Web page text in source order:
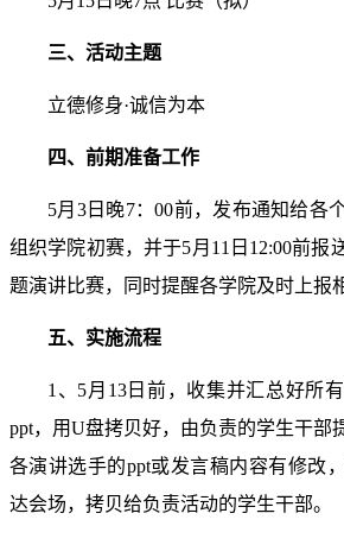
三、活动主题
立德修身·诚信为本
四、前期准备工作
5月 3日晚7：00前，发布通知给各
组织学院初赛，并于5月 11 日 12:00前报
题演讲比赛，同时提醒各学院及时上报
五、实施流程
1 、 5月 13日前，收集并汇总好所
ppt，用U盘拷贝好，由负责的学生干部
各演讲选手的ppt或发言稿内容有修改
达会场，拷贝给负责活动的学生干部。